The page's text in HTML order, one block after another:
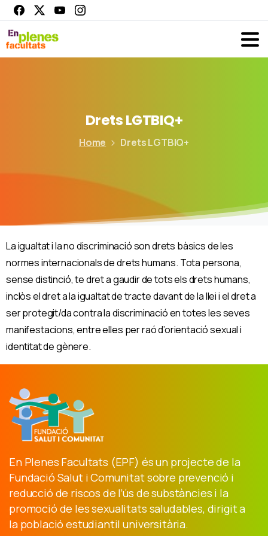
DretsLGTBIQ+
Home Drets LGTBIQ+
La igualtat i la no discriminació son drets bàsics de les
normes internacionals de drets humans. Tota persona,
sense distinció, te dret a gaudir de tots els drets humans,
inclòs el dret a la igualtat de tracte davant de la llei i el dret a
ser protegit/da contra la discriminació en totes les seves
manifestacions, entre elles per raó d’orientació sexual i
identitat de gènere.
En Plenes Facultats (EPF) és un projecte de la
Fundació Salut i Comunitat sobre prevenció i
reducció de riscos de l’ús de substàncies i la
promoció de les sexualitats saludables, dirigit a
la població estudiantil universitària.